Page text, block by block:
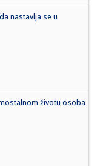
nastavlja se u
životu osoba